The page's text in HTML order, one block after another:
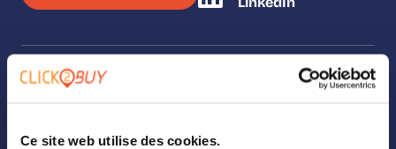
Ce site web utilise des cookies.
SOLUTIONS